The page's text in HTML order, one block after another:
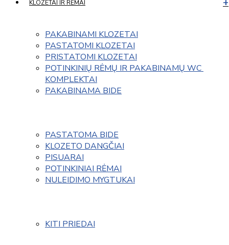
KLOZETAI IR RĖMAI
PAKABINAMI KLOZETAI
PASTATOMI KLOZETAI
PRISTATOMI KLOZETAI
POTINKINIŲ RĖMŲ IR PAKABINAMŲ WC
KOMPLEKTAI
PAKABINAMA BIDE
PASTATOMA BIDE
KLOZETO DANGČIAI
PISUARAI
POTINKINIAI RĖMAI
NULEIDIMO MYGTUKAI
KITI PRIEDAI